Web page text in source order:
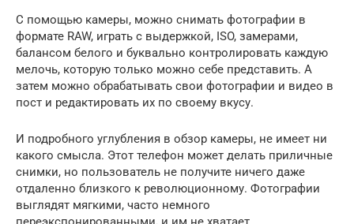
С помощью камеры, можно снимать фотографии в
формате RAW, играть с выдержкой, ISO, замерами,
балансом белого и буквально контролировать каждую
мелочь, которую только можно себе представить. А
затем можно обрабатывать свои фотографии и видео в
пост и редактировать их по своему вкусу.
И подробного углубления в обзор камеры, не имеет ни
какого смысла. Этот телефон может делать приличные
снимки, но пользователь не получите ничего даже
отдаленно близкого к революционному. Фотографии
выглядят мягкими, часто немного